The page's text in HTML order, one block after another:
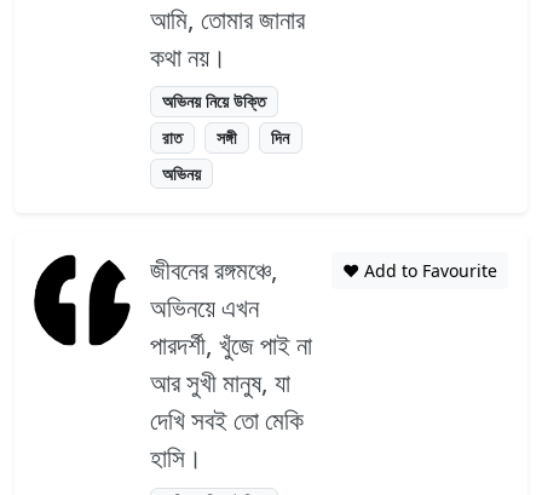
আমি, তোমার জানার
কথা নয়।
অভিনয় নিয়ে উক্তি
রাত
সঙ্গী
দিন
অভিনয়
জীবনের রঙ্গমঞ্চে,
অভিনয়ে এখন
পারদর্শী, খুঁজে পাই না
আর সুখী মানুষ, যা
দেখি সবই তো মেকি
হাসি।
❤️ Add to Favourite